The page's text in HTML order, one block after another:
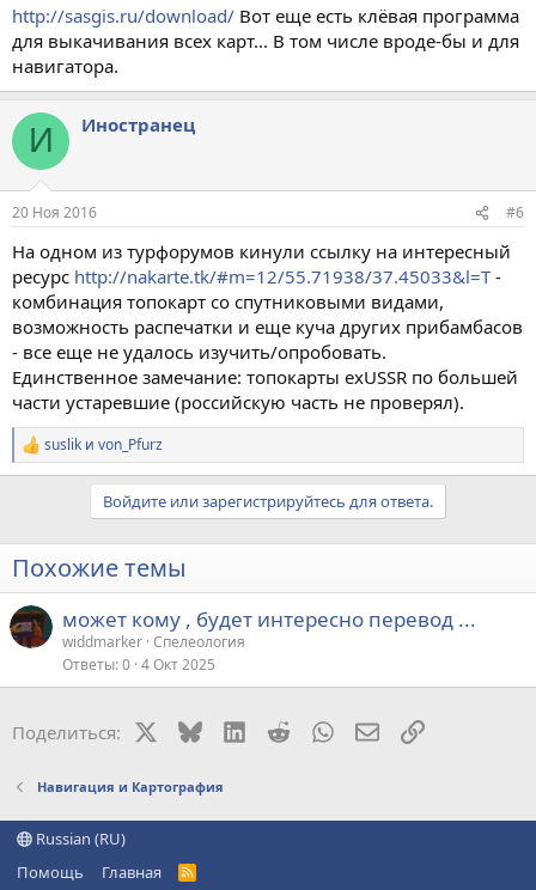
http://sasgis.ru/download/ Вот еще есть клёвая программа
для выкачивания всех карт... В том числе вроде-бы и для
навигатора.
И Иностранец
20 Ноя 2016 #6
На одном из турфорумов кинули ссылку на интересный
ресурс http://nakarte.tk/#m=12/55.71938/37.45033&l=T-
комбинация топокарт со спутниковыми видами,
возможность распечатки и еще куча других прибамбасов
- все еще не удалось изучить/опробовать.
Единственное замечание: топокарты exUSSR по большей
части устаревшие (российскую часть не проверял).
Р
е
и
и
suslik и von_Pfurz
Войдите или зарегистрируйтесь для ответа.
Похожие темы
может кому , будет интересно перевод ...
widdmarker Спелеология
Ответы 0 4 Окт 2025
Поделиться: BlueskyLinkedIn
RedditWhatsAppЭлектронная
Ссылка
Навигация и Картография
Russian (RU)
Помощь
Главная
R